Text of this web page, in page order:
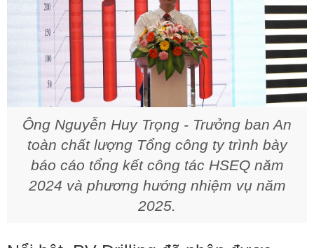
Ông Nguyễn Huy Trọng - Trưởng ban An
toàn chất lượng Tổng công ty trình bày
báo cáo tổng kết công tác HSEQ năm
2024 và phương hướng nhiệm vụ năm
2025.